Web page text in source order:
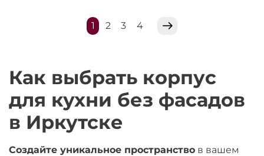
1 2 3 4
Как выбрать корпус
для кухни без фасадов
в Иркутске
Создайте уникальное пространство в вашем